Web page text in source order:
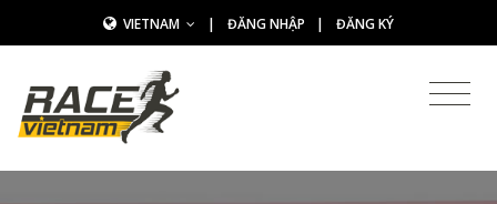
VIETNAM | ĐĂNG NHẬP | ĐĂNG KÝ